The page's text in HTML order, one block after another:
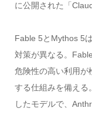
に公開された「
Fable 5とMythos 5
対策が異なる。
危険性の高い利用が
する仕組みを備える
したモデルで、